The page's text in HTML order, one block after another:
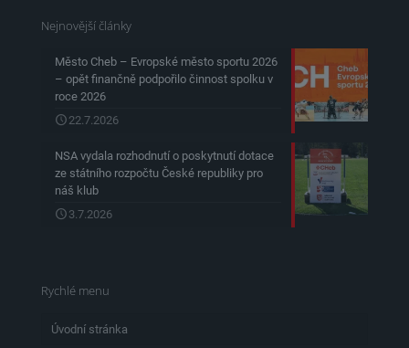
Nejnovější články
Město Cheb – Evropské město sportu 2026
– opět finančně podpořilo činnost spolku v
roce 2026
22.7.2026
NSA vydala rozhodnutí o poskytnutí dotace
ze státního rozpočtu České republiky pro
náš klub
3.7.2026
Rychlé menu
Úvodní stránka